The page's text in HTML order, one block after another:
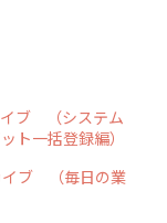
ブ （システム
一括登録編）
ブ （毎日の業